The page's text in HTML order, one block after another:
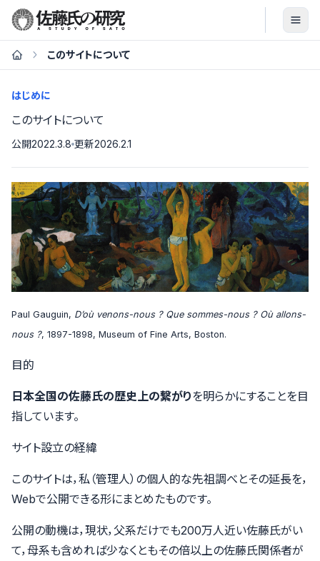
このサイトについて
はじめに
このサイトについて
公開2022.3.8 更新2026.2.1
Paul Gauguin, D’où venons-nous ? Que sommes-nous ? Où allons-
nous ?, 1897-1898, Museum of Fine Arts, Boston.
目的
日本全国の佐藤氏の歴史上の繋がりを明らかにすることを目
指しています。
サイト設立の経緯
このサイトは，私（管理人）の個人的な先祖調べとその延長を，
Webで公開できる形にまとめたものです。
公開の動機は，現状，父系だけでも200万人近い佐藤氏がい
て，母系も含めれば少なくともその倍以上の佐藤氏関係者が